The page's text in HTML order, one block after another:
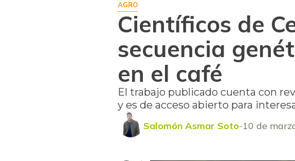
AGRO
Científicos de
secuencia
en el café
El trabajo publicado cuenta con
y es de acceso abierto para
Salomón Asmar Soto 10 de